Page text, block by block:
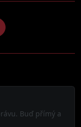
Buď přímý a